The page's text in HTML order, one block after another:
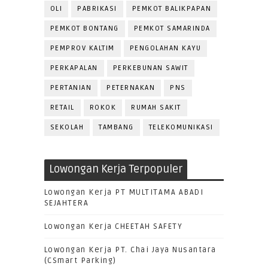
OLI PABRIKASI PEMKOT BALIKPAPAN
PEMKOT BONTANG PEMKOT SAMARINDA
PEMPROV KALTIM PENGOLAHAN KAYU
PERKAPALAN PERKEBUNAN SAWIT
PERTANIAN PETERNAKAN PNS
RETAIL ROKOK RUMAH SAKIT
SEKOLAH TAMBANG TELEKOMUNIKASI
Lowongan Kerja Terpopuler
Lowongan Kerja PT MULTITAMA ABADI
SEJAHTERA
Lowongan Kerja CHEETAH SAFETY
Lowongan Kerja PT. Chai Jaya Nusantara
(CSmart Parking)